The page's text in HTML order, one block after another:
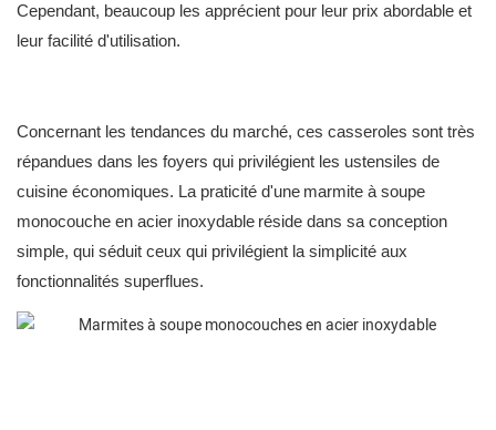
Cependant, beaucoup les apprécient pour leur prix abordable et
leur facilité d'utilisation.
Concernant les tendances du marché, ces casseroles sont très
répandues dans les foyers qui privilégient les ustensiles de
cuisine économiques. La praticité d'une marmite à soupe
monocouche en acier inoxydable réside dans sa conception
simple, qui séduit ceux qui privilégient la simplicité aux
fonctionnalités superflues.